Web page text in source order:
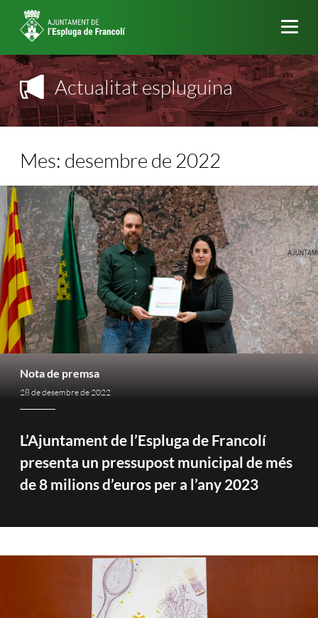
Actualitat espluguina
Mes: desembre de 2022
Nota de premsa
28 de desembre de 2022
L’Ajuntament de l’Espluga de Francolí
presenta un pressupost municipal de més
de 8 milions d’euros per a l’any 2023